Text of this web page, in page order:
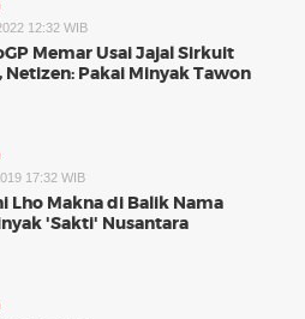
12:32 WIB
Memar Usai Jajal Sirkuit
Netizen: Pakai Minyak Tawon
17:32 WIB
Lho Makna di Balik Nama
'Sakti' Nusantara